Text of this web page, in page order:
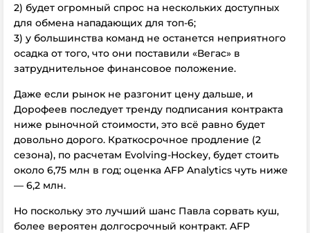
2) будет огромный спрос на нескольких доступных
для обмена нападающих для топ-6;
3) у большинства команд не останется неприятного
осадка от того, что они поставили «Вегас» в
затруднительное финансовое положение.
Даже если рынок не разгонит цену дальше, и
Дорофеев последует тренду подписания контракта
ниже рыночной стоимости, это всё равно будет
довольно дорого. Краткосрочное продление (2
сезона), по расчетам Evolving-Hockey, будет стоить
около 6,75 млн в год; оценка AFP Analytics чуть ниже
— 6,2 млн.
Но поскольку это лучший шанс Павла сорвать куш,
более вероятен долгосрочный контракт. AFP